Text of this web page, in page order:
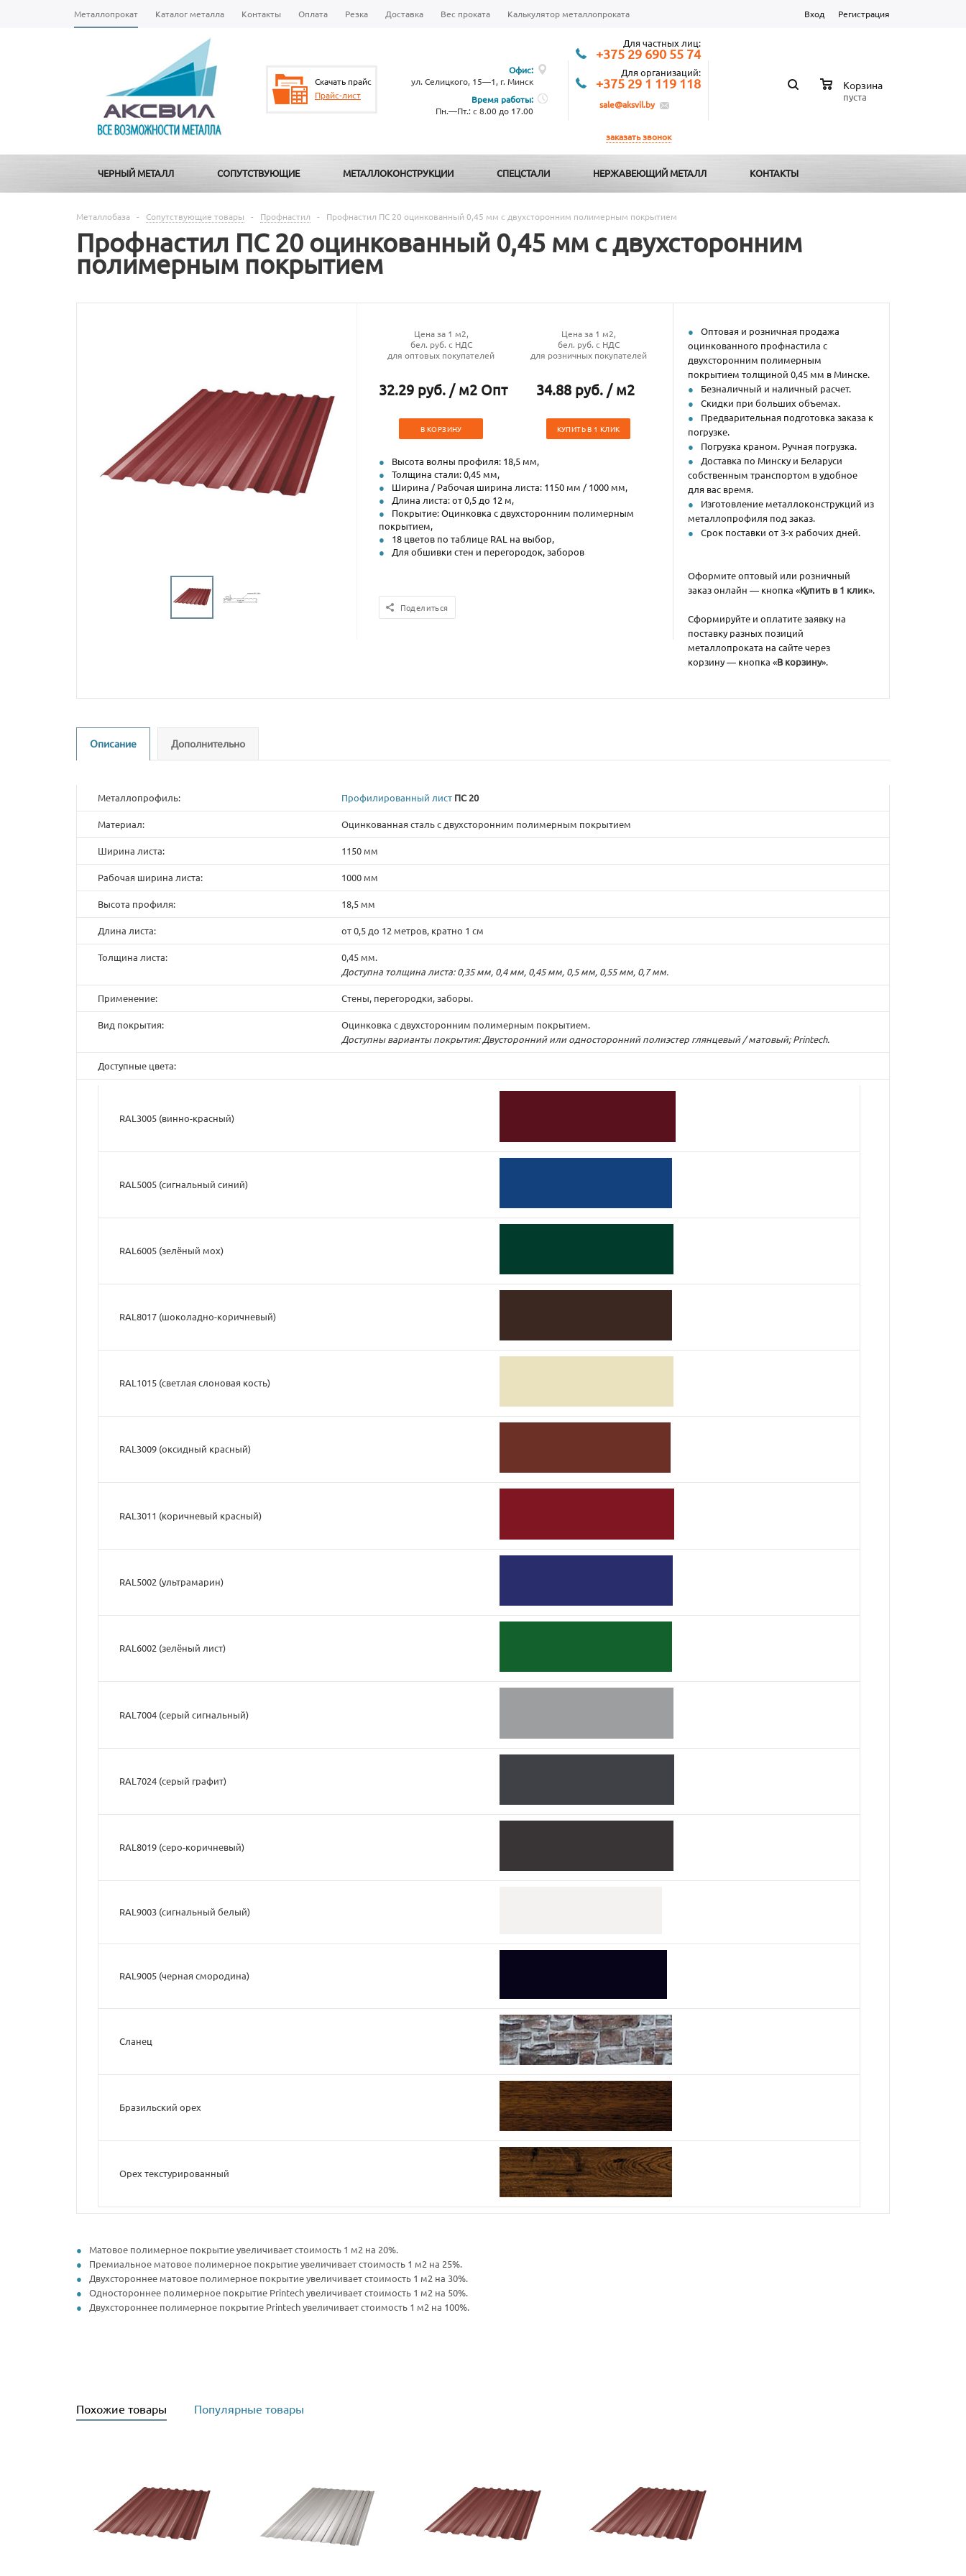
Металлопрокат Каталог металла Контакты Оплата Резка Доставка Вес проката Калькулятор металлопроката Вход Регистрация
Скачать прайс
Прайс-лист
Офис:
ул. Селицкого, 15—1, г. Минск
Время работы:
Пн.—Пт.: с 8.00 до 17.00
Для частных лиц:
+375 29 690 55 74
Для организаций:
+375 29 1 119 118
sale@aksvil.by
заказать звонок
Корзина
пуста
ЧЕРНЫЙ МЕТАЛЛ СОПУТСТВУЮЩИЕ МЕТАЛЛОКОНСТРУКЦИИ СПЕЦСТАЛИ НЕРЖАВЕЮЩИЙ МЕТАЛЛ КОНТАКТЫ
Металлобаза - Сопутствующие товары - Профнастил - Профнастил ПС 20 оцинкованный 0,45 мм с двухсторонним полимерным покрытием
Профнастил ПС 20 оцинкованный 0,45 мм с двухсторонним
полимерным покрытием
Цена за 1 м2,
бел. руб. с НДС
для оптовых покупателей
32.29 руб. / м2 Опт
Цена за 1 м2,
бел. руб. с НДС
для розничных покупателей
34.88 руб. / м2
В КОРЗИНУ КУПИТЬ В 1 КЛИК
Высота волны профиля: 18,5 мм,
Толщина стали: 0,45 мм,
Ширина / Рабочая ширина листа: 1150 мм / 1000 мм,
Длина листа: от 0,5 до 12 м,
Покрытие: Оцинковка с двухсторонним полимерным
покрытием,
18 цветов по таблице RAL на выбор,
Для обшивки стен и перегородок, заборов
Поделиться
Оптовая и розничная продажа
оцинкованного профнастила с
двухсторонним полимерным
покрытием толщиной 0,45 мм в Минске.
Безналичный и наличный расчет.
Скидки при больших объемах.
Предварительная подготовка заказа к
погрузке.
Погрузка краном. Ручная погрузка.
Доставка по Минску и Беларуси
собственным транспортом в удобное
для вас время.
Изготовление металлоконструкций из
металлопрофиля под заказ.
Срок поставки от 3-х рабочих дней.
Оформите оптовый или розничный
заказ онлайн — кнопка «Купить в 1 клик».
Сформируйте и оплатите заявку на
поставку разных позиций
металлопроката на сайте через
корзину — кнопка «В корзину».
Описание Дополнительно
Металлопрофиль: Профилированный лист ПС 20
Материал: Оцинкованная сталь с двухсторонним полимерным покрытием
Ширина листа: 1150 мм
Рабочая ширина листа: 1000 мм
Высота профиля: 18,5 мм
Длина листа: от 0,5 до 12 метров, кратно 1 см
Толщина листа:
0,45 мм.
Доступна толщина листа: 0,35 мм, 0,4 мм, 0,45 мм, 0,5 мм, 0,55 мм, 0,7 мм.
Применение: Стены, перегородки, заборы.
Вид покрытия:
Оцинковка с двухсторонним полимерным покрытием.
Доступны варианты покрытия: Двусторонний или односторонний полиэстер глянцевый / матовый; Printech.
Доступные цвета:
RAL3005 (винно-красный)
RAL5005 (cигнальный синий)
RAL6005 (зелёный мох)
RAL8017 (шоколадно-коричневый)
RAL1015 (светлая слоновая кость)
RAL3009 (оксидный красный)
RAL3011 (коричневый красный)
RAL5002 (ультрамарин)
RAL6002 (зелёный лист)
RAL7004 (серый сигнальный)
RAL7024 (серый графит)
RAL8019 (серо-коричневый)
RAL9003 (cигнальный белый)
RAL9005 (черная смородина)
Сланец
Бразильский орех
Орех текстурированный
Матовое полимерное покрытие увеличивает стоимость 1 м2 на 20%.
Премиальное матовое полимерное покрытие увеличивает стоимость 1 м2 на 25%.
Двухстороннее матовое полимерное покрытие увеличивает стоимость 1 м2 на 30%.
Одностороннее полимерное покрытие Printech увеличивает стоимость 1 м2 на 50%.
Двухстороннее полимерное покрытие Printech увеличивает стоимость 1 м2 на 100%.
Похожие товары Популярные товары